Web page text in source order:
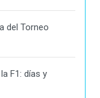
del Torneo
F1: días y